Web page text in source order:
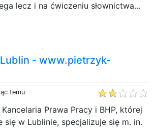
lecz i na ćwiczeniu słownictwa...
Lublin - www.pietrzyk-
temu
Prawa Pracy i BHP, której
się w Lublinie, specjalizuje się m. in.